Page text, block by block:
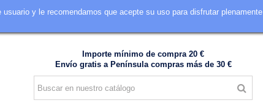
y le recomendamos que acepte su uso para disfrutar plenamente
605 849 828
Importe mínimo de compra 20 €
Envío gratis a Península compras más de 30 €